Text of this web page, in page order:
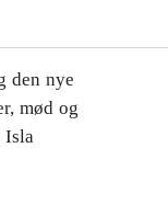
den nye
mød og
Isla